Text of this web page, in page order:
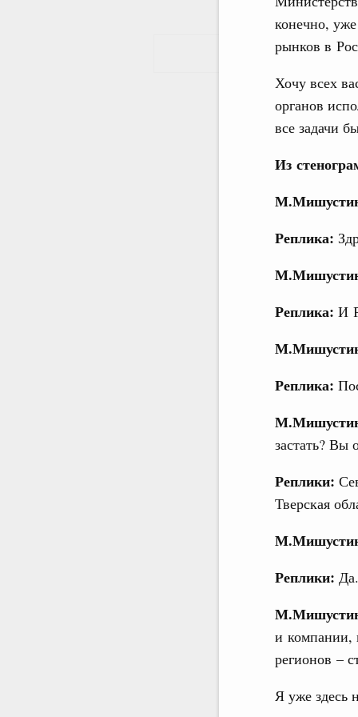
конечно,
рынков в
Хочу всех
органов
все задачи
Из
Реплика:
Реплика: И
Реплика:
застать? Вы
Реплики:
Тверская
Реплики:
и компании,
регионов –
Я уже здесь